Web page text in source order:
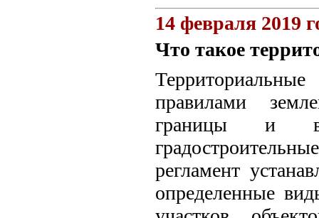
14 февраля 2019
Что такое
правилами
границы и в
регламент
определенные